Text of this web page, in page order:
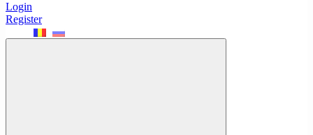
Login
Register